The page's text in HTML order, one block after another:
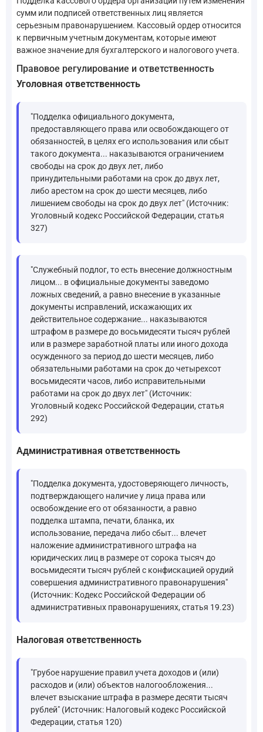
сумм или подписей ответственных лиц является
серьезным правонарушением. Кассовый ордер относится
к первичным учетным документам, которые имеют
важное значение для бухгалтерского и налогового учета.
Правовое регулирование и ответственность
Уголовная ответственность
"Подделка официального документа,
предоставляющего права или освобождающего от
обязанностей, в целях его использования или сбыт
такого документа... наказываются ограничением
свободы на срок до двух лет, либо
принудительными работами на срок до двух лет,
либо арестом на срок до шести месяцев, либо
лишением свободы на срок до двух лет" (Источник:
Уголовный кодекс Российской Федерации, статья
327)
"Служебный подлог, то есть внесение должностным
лицом... в официальные документы заведомо
ложных сведений, а равно внесение в указанные
документы исправлений, искажающих их
действительное содержание... наказываются
штрафом в размере до восьмидесяти тысяч рублей
или в размере заработной платы или иного дохода
осужденного за период до шести месяцев, либо
обязательными работами на срок до четырехсот
восьмидесяти часов, либо исправительными
работами на срок до двух лет" (Источник:
Уголовный кодекс Российской Федерации, статья
292)
Административная ответственность
"Подделка документа, удостоверяющего личность,
подтверждающего наличие у лица права или
освобождение его от обязанности, а равно
подделка штампа, печати, бланка, их
использование, передача либо сбыт... влечет
наложение административного штрафа на
юридических лиц в размере от сорока тысяч до
восьмидесяти тысяч рублей с конфискацией орудий
совершения административного правонарушения"
(Источник: Кодекс Российской Федерации об
административных правонарушениях, статья 19.23)
Налоговая ответственность
"Грубое нарушение правил учета доходов и (или)
расходов и (или) объектов налогообложения...
влечет взыскание штрафа в размере десяти тысяч
рублей" (Источник: Налоговый кодекс Российской
Федерации, статья 120)